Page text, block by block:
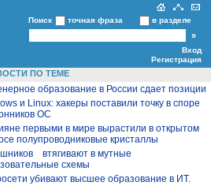
Поиск точная фраза в разделе
Вход
Регистрация
ПО ТЕМЕ
образование в России сдает позиции
и Linux: хакеры поставили точку в споре
ОС
первыми в мире вырастили в открытом
полупроводниковые кристаллы
втягивают в мутные
схемы
убивают высшее образование в ИТ.